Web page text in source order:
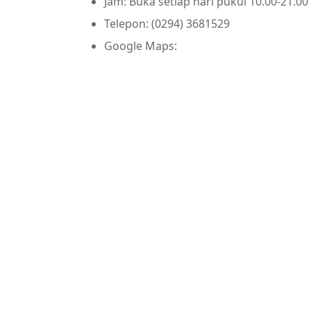
Telepon: (0294) 3681529
Google Maps: